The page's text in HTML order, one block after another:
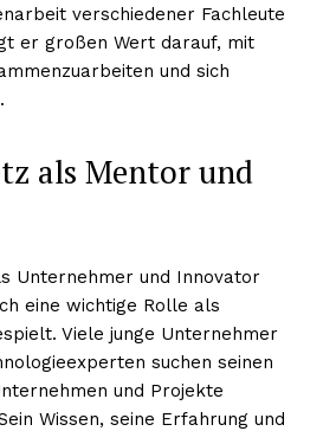
verschiedener Fachleute
er großen Wert darauf, mit
und sich
als Mentor und
Unternehmer und Innovator
eine wichtige Rolle als
Viele junge Unternehmer
suchen seinen
und Projekte
Wissen, seine Erfahrung und